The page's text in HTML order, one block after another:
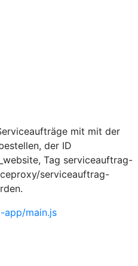
mit mit der
der ID
Tag serviceauftrag-
serviceauftrag-
app/main.js